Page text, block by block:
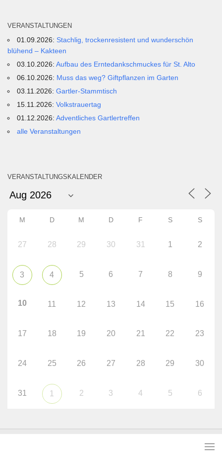
VERANSTALTUNGEN
01.09.2026: Stachlig, trockenresistent und wunderschön
blühend – Kakteen
03.10.2026:Aufbau des Erntedankschmuckes für St. Alto
06.10.2026: Muss das weg? Giftpflanzen im Garten
03.11.2026:Gartler-Stammtisch
15.11.2026:Volkstrauertag
01.12.2026:Adventliches Gartlertreffen
alle Veranstaltungen
VERANSTALTUNGSKALENDER
M D M D F S S
27 28 29 30 31 1 2
3 4 5 6 7 8 9
10 11 12 13 14 15 16
17 18 19 20 21 22 23
24 25 26 27 28 29 30
31 1 2 3 4 5 6